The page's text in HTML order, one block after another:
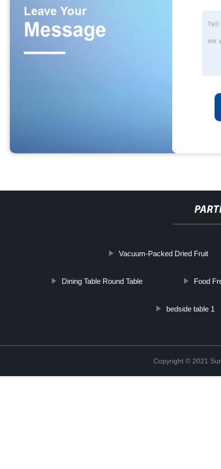
Vacuum-Packed Dried Fruit
Dining Table Round Table Food
bedside table 1
Copyright © 2021